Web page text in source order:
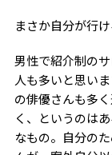
まさか自分が行
男性で紹介制の
人も多いと思い
の俳優さんも多
く、というのは
なもの。自分の